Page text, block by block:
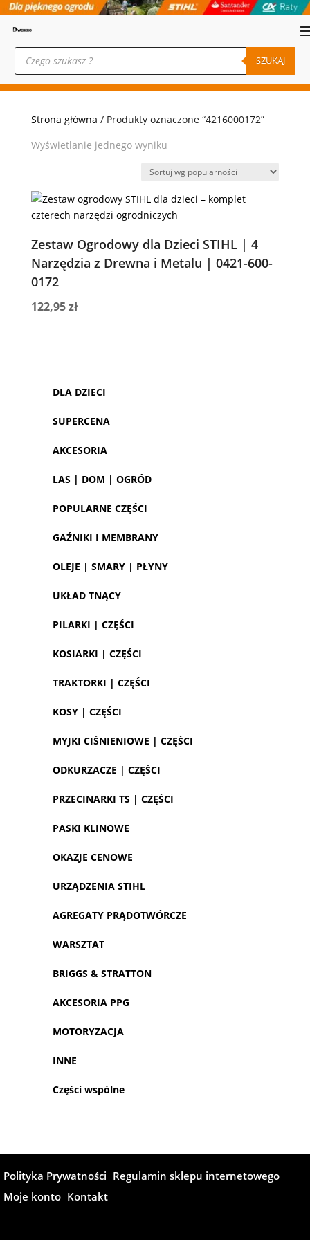
Wyszukiwarka
produktów SZUKAJ
Strona główna / Produkty oznaczone “4216000172”
Wyświetlanie jednego wyniku
Zestaw Ogrodowy dla Dzieci STIHL | 4
Narzędzia z Drewna i Metalu | 0421-600-
0172
122,95zł
DLA DZIECI
SUPERCENA
AKCESORIA
LAS | DOM | OGRÓD
POPULARNE CZĘŚCI
GAŹNIKI I MEMBRANY
OLEJE | SMARY | PŁYNY
UKŁAD TNĄCY
PILARKI | CZĘŚCI
KOSIARKI | CZĘŚCI
TRAKTORKI | CZĘŚCI
KOSY | CZĘŚCI
MYJKI CIŚNIENIOWE | CZĘŚCI
ODKURZACZE | CZĘŚCI
PRZECINARKI TS | CZĘŚCI
PASKI KLINOWE
OKAZJE CENOWE
URZĄDZENIA STIHL
AGREGATY PRĄDOTWÓRCZE
WARSZTAT
BRIGGS & STRATTON
AKCESORIA PPG
MOTORYZACJA
INNE
Części wspólne
Polityka Prywatności Regulamin sklepu internetowego
Moje konto Kontakt